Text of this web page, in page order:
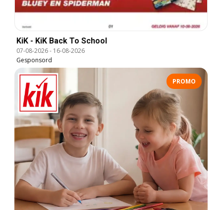
KiK - KiK Back To School
07-08-2026- 16-08-2026
Gesponsord
PROMO